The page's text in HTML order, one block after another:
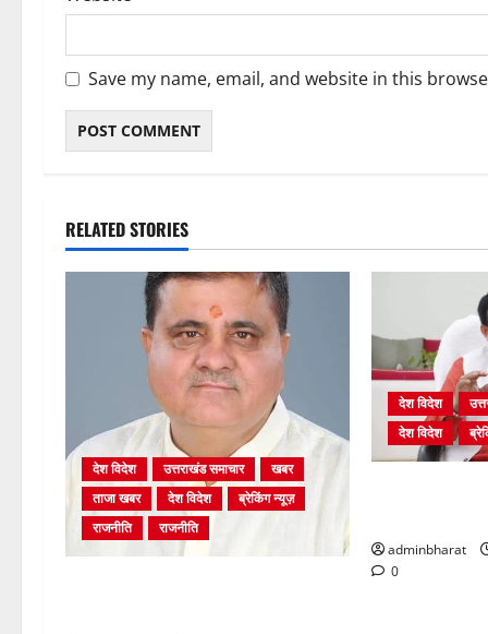
Save my name, email, and website in this
RELATED STORIES
देश विदेश उत्तराखंड समाचार
खबर
ताजा खबर
देश विदेश
ब्रेकिंग न्यूज़
राजनीति
राजनीति
देश विदेश
देश विदेश
adminbharat
0